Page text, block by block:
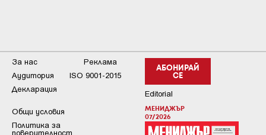
АБОНИРАЙ
СЕ
Editorial
МЕНИДЖЪР
07/2026
За нас
Реклама
Аудитория
ISO 9001-2015
Декларация
Общи условия
Пoлитикa зa
пoвepитeлнocт